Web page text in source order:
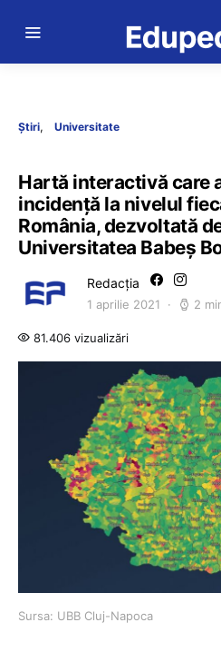
Știri Universitate
Hartă interactivă care
incidență la nivelul
România, dezvoltată
Universitatea Babeș
Redacția
1 aprilie 2021 2
81.406 vizualizări
Sursa: UBB Cluj-Napoca